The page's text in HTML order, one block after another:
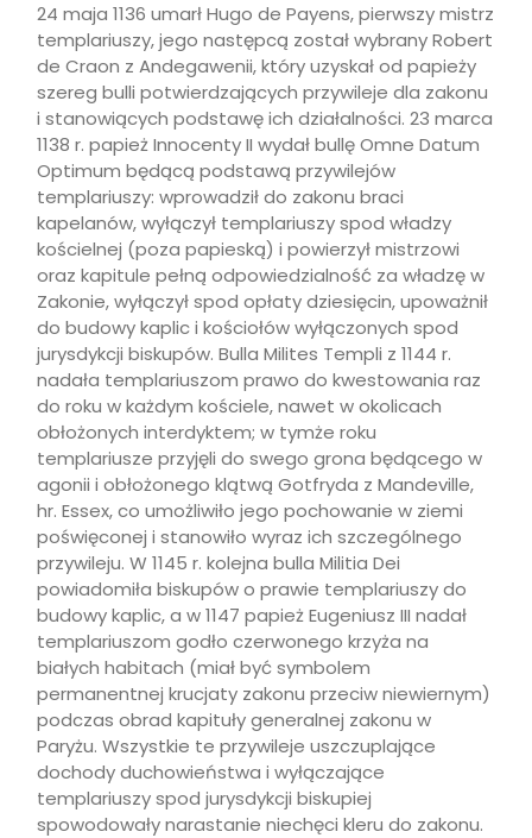
24 maja 1136 umarł Hugo de Payens, pierwszy mistrz
templariuszy, jego następcą został wybrany Robert
de Craon z Andegawenii, który uzyskał od papieży
szereg bulli potwierdzających przywileje dla zakonu
i stanowiących podstawę ich działalności. 23 marca
1138 r. papież Innocenty II wydał bullę Omne Datum
Optimum będącą podstawą przywilejów
templariuszy: wprowadził do zakonu braci
kapelanów, wyłączył templariuszy spod władzy
kościelnej (poza papieską) i powierzył mistrzowi
oraz kapitule pełną odpowiedzialność za władzę w
Zakonie, wyłączył spod opłaty dziesięcin, upoważnił
do budowy kaplic i kościołów wyłączonych spod
jurysdykcji biskupów. Bulla Milites Templi z 1144 r.
nadała templariuszom prawo do kwestowania raz
do roku w każdym kościele, nawet w okolicach
obłożonych interdyktem; w tymże roku
templariusze przyjęli do swego grona będącego w
agonii i obłożonego klątwą Gotfryda z Mandeville,
hr. Essex, co umożliwiło jego pochowanie w ziemi
poświęconej i stanowiło wyraz ich szczególnego
przywileju. W 1145 r. kolejna bulla Militia Dei
powiadomiła biskupów o prawie templariuszy do
budowy kaplic, a w 1147 papież Eugeniusz III nadał
templariuszom godło czerwonego krzyża na
białych habitach (miał być symbolem
permanentnej krucjaty zakonu przeciw niewiernym)
podczas obrad kapituły generalnej zakonu w
Paryżu. Wszystkie te przywileje uszczuplające
dochody duchowieństwa i wyłączające
templariuszy spod jurysdykcji biskupiej
spowodowały narastanie niechęci kleru do zakonu.